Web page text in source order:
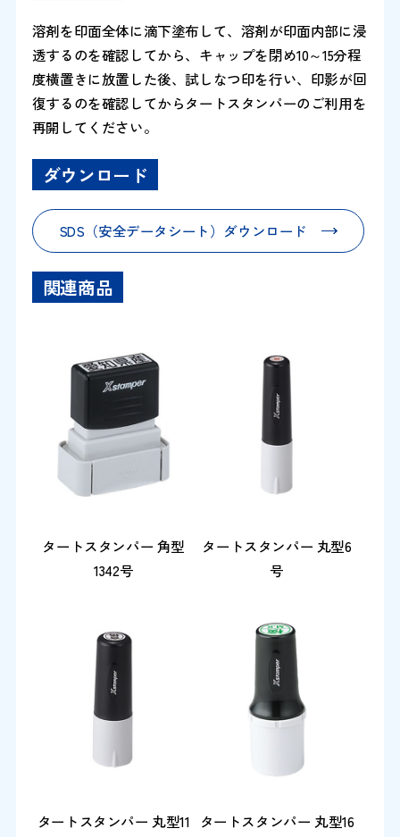
溶剤を印面全体に滴下塗布して、溶剤が印面内部に浸
透するのを確認してから、キャップを閉め10～15分程
度横置きに放置した後、試しなつ印を行い、印影が回
復するのを確認してからタートスタンパーのご利用を
再開してください。
ダウンロード
SDS（安全データシート）ダウンロード
関連商品
タートスタンパー 角型
1342号
タートスタンパー 丸型6
号
タートスタンパー 丸型11
タートスタンパー 丸型16